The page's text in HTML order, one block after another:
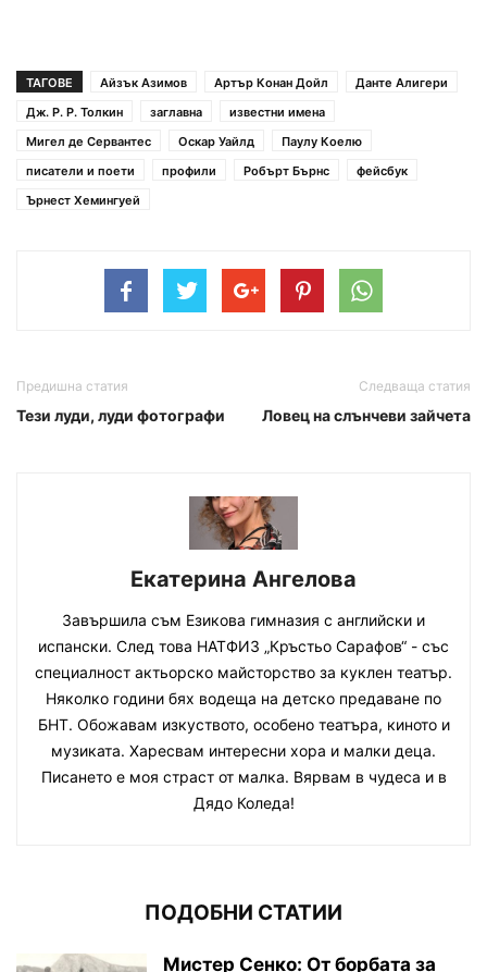
ТАГОВЕ Айзък Азимов Артър Конан Дойл
Данте Алигери
Дж. Р. Р. Толкин
заглавна
известни имена
Мигел де Сервантес
Оскар Уайлд
Паулу Коелю
писатели и поети
профили Робърт Бърнс
фейсбук
Ърнест Хемингуей
Предишна статия
Тези луди, луди фотографи
Следваща статия
Ловец на слънчеви зайчета
Екатерина Ангелова
Завършила съм Езикова гимназия с английски и
испански. След това НАТФИЗ „Кръстьо Сарафов“ - със
специалност актьорско майсторство за куклен театър.
Няколко години бях водеща на детско предаване по
БНТ. Обожавам изкуството, особено театъра, киното и
музиката. Харесвам интересни хора и малки деца.
Писането е моя страст от малка. Вярвам в чудеса и в
Дядо Коледа!
ПОДОБНИ СТАТИИ
Мистер Сенко: От борбата за